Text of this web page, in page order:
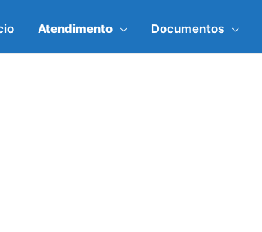
Atendimento Documentos